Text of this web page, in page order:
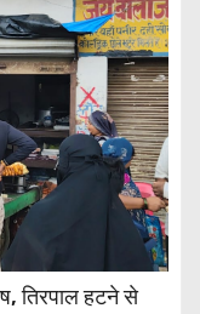
तिरपाल हटने से